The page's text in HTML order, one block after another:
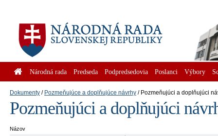
Národná rada Predseda Podpredsedovia Poslanci Výbory
Dokumenty Pozmeňujúce a doplňujúce návrhy Pozmeňujúci a doplňujúci
Pozmeňujúci a doplňujúci
Názov